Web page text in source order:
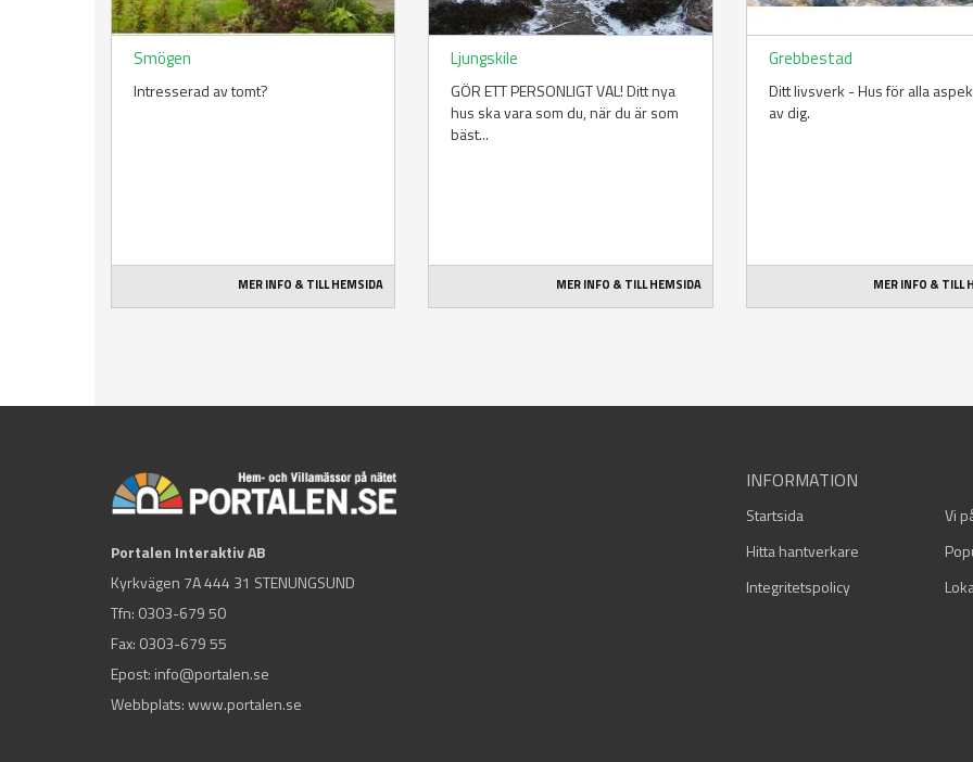
Smögen
Intresserad av tomt?
MER INFO & TILL HEMSIDA
Ljungskile
GÖR ETT PERSONLIGT VAL! Ditt nya
hus ska vara som du, när du är som
bäst...
MER INFO & TILL HEMSIDA
Grebbestad
Ditt livsverk - Hus för alla
av dig.
MER INFO & TILL
Portalen Interaktiv AB
Kyrkvägen 7A 444 31 STENUNGSUND
Tfn: 0303-679 50
Fax: 0303-679 55
Epost: info@portalen.se
Webbplats: www.portalen.se
INFORMATION
Startsida
Vi
Hitta hantverkare
Integritetspolicy